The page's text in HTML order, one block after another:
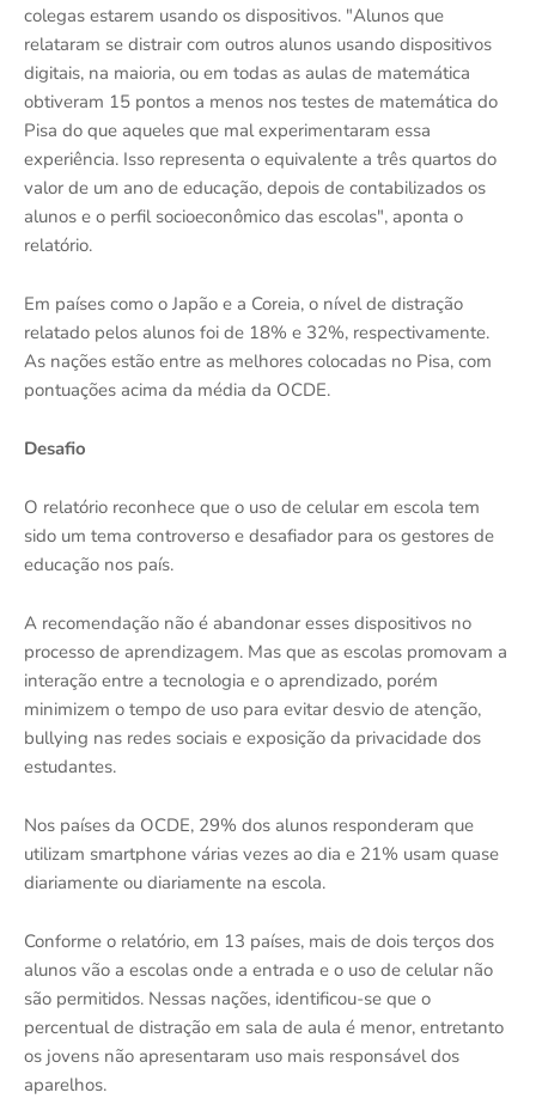
colegas estarem usando os dispositivos. "Alunos que
relataram se distrair com outros alunos usando dispositivos
digitais, na maioria, ou em todas as aulas de matemática
obtiveram 15 pontos a menos nos testes de matemática do
Pisa do que aqueles que mal experimentaram essa
experiência. Isso representa o equivalente a três quartos do
valor de um ano de educação, depois de contabilizados os
alunos e o perfil socioeconômico das escolas", aponta o
relatório.
Em países como o Japão e a Coreia, o nível de distração
relatado pelos alunos foi de 18% e 32%, respectivamente.
As nações estão entre as melhores colocadas no Pisa, com
pontuações acima da média da OCDE.
Desafio
O relatório reconhece que o uso de celular em escola tem
sido um tema controverso e desafiador para os gestores de
educação nos país.
A recomendação não é abandonar esses dispositivos no
processo de aprendizagem. Mas que as escolas promovam a
interação entre a tecnologia e o aprendizado, porém
minimizem o tempo de uso para evitar desvio de atenção,
bullying nas redes sociais e exposição da privacidade dos
estudantes.
Nos países da OCDE, 29% dos alunos responderam que
utilizam smartphone várias vezes ao dia e 21% usam quase
diariamente ou diariamente na escola.
Conforme o relatório, em 13 países, mais de dois terços dos
alunos vão a escolas onde a entrada e o uso de celular não
são permitidos. Nessas nações, identificou-se que o
percentual de distração em sala de aula é menor, entretanto
os jovens não apresentaram uso mais responsável dos
aparelhos.